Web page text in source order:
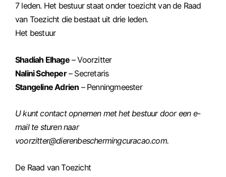
7 leden. Het bestuur staat onder toezicht van de Raad
van Toezicht die bestaat uit drie leden.
Het bestuur
Shadiah Elhage– Voorzitter
Nalini Scheper– Secretaris
Stangeline Adrien – Penningmeester
U kunt contact opnemen met het bestuur door een e-
mail te sturen naar
voorzitter@dierenbeschermingcuracao.com.
De Raad van Toezicht